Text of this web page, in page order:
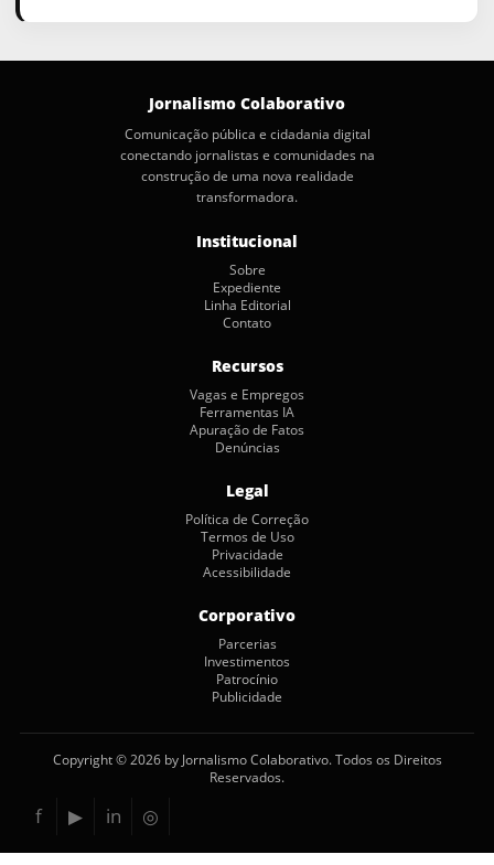
Jornalismo Colaborativo
Comunicação pública e cidadania digital
conectando jornalistas e comunidades na
construção de uma nova realidade
transformadora.
Institucional
Sobre
Expediente
Linha Editorial
Contato
Recursos
Vagas e Empregos
Ferramentas IA
Apuração de Fatos
Denúncias
Legal
Política de Correção
Termos de Uso
Privacidade
Acessibilidade
Corporativo
Parcerias
Investimentos
Patrocínio
Publicidade
Copyright © 2026 by Jornalismo Colaborativo. Todos os Direitos
Reservados.
f ▶ in ◎